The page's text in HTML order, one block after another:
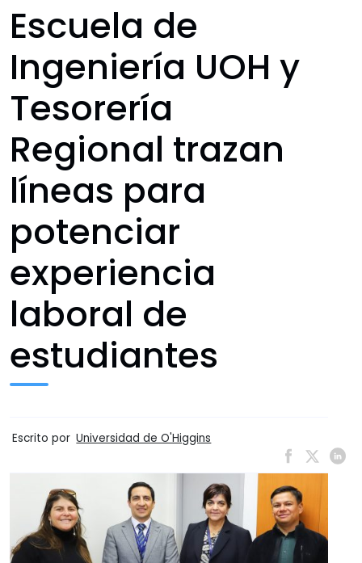
Escuela de
Ingeniería UOH y
Tesorería
Regional trazan
líneas para
potenciar
experiencia
laboral de
estudiantes
Escrito por Universidad de O'Higgins